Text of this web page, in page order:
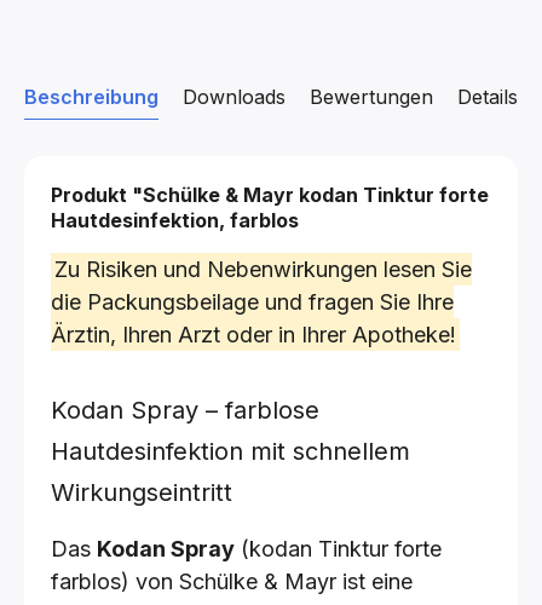
Beschreibung Downloads Details
Bewertungen
Produkt "Schülke & Mayr kodan Tinktur forte
Hautdesinfektion, farblos
Zu Risiken und Nebenwirkungen lesen Sie
die Packungsbeilage und fragen Sie Ihre
Ärztin, Ihren Arzt oder in Ihrer Apotheke!
Kodan Spray – farblose
Hautdesinfektion mit schnellem
Wirkungseintritt
Das Kodan Spray (kodan Tinktur forte
farblos) von Schülke & Mayr ist eine